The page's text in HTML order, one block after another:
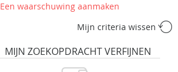
Een waarschuwing aanmaken
Mijn criteria wissen
MIJN ZOEKOPDRACHT VERFIJNEN